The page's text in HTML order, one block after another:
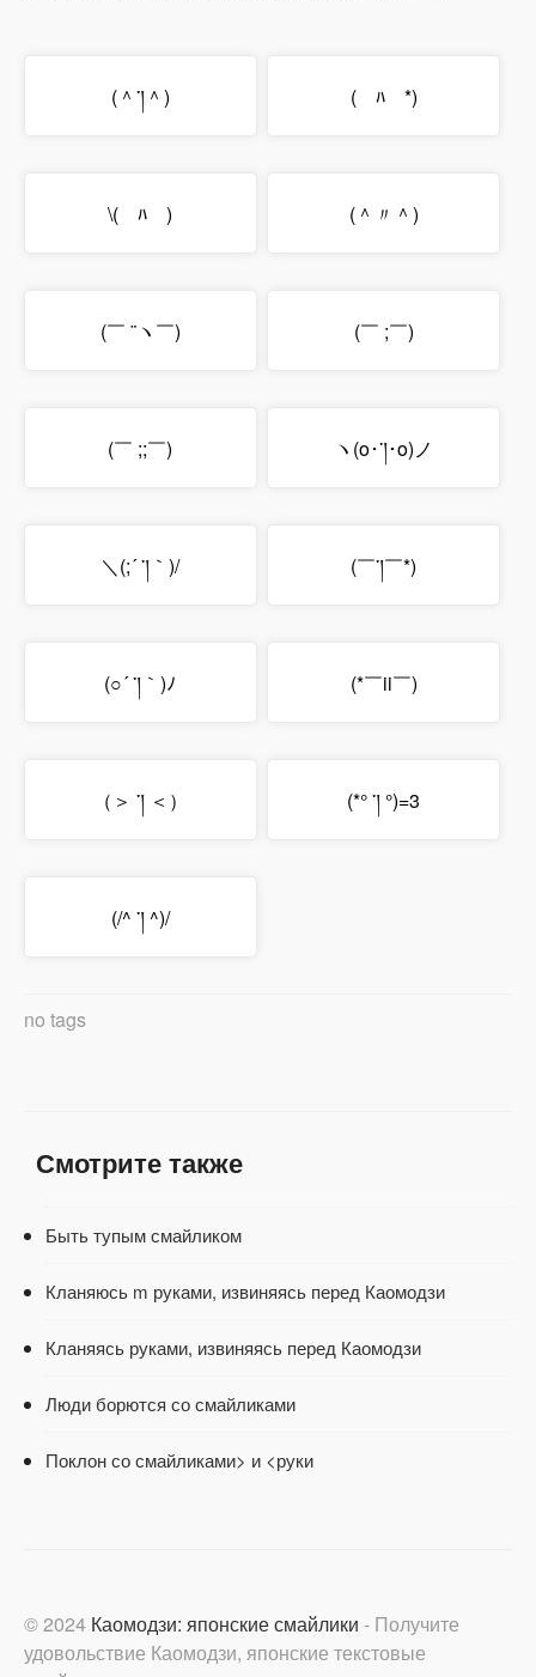
(＾་།＾) (￣ﾊ￣*)
\(￣ﾊ￣) (＾〃＾)
(￣ ¨ヽ￣) (￣ ;￣)
(￣ ;;￣) ヽ(o･་།･o)ノ
＼(;´ ་།｀)/ (￣་།￣*)
(○´ ་།｀)ﾉ (*￣ii￣)
（＞ ་། ＜） (*° ་། °)=3
(/^ ་། ^)/
no tags
Смотрите также
Быть тупым смайликом
Кланяюсь m руками, извиняясь перед Каомодзи
Кланяясь руками, извиняясь перед Каомодзи
Люди борются со смайликами
Поклон со смайликами> и <руки
© 2024 Каомодзи: японские смайлики - Получите
удовольствие Каомодзи, японские текстовые